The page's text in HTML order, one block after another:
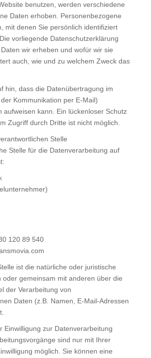
benutzen, werden verschiedene
Daten erhoben. Personenbezogene
mit denen Sie persönlich identifiziert
vorliegende Datenschutzerklärung
wir erheben und wofür wir sie
auch, wie und zu welchem Zweck das
hin, dass die Datenübertragung im
Kommunikation per E-Mail)
aufweisen kann. Ein lückenloser Schutz
Zugriff durch Dritte ist nicht möglich.
Stelle
Stelle für die Datenverarbeitung auf
120 89 540
ist die natürliche oder juristische
oder gemeinsam mit anderen über die
der Verarbeitung von
Daten (z.B. Namen, E-Mail-Adressen
Einwilligung zur Datenverarbeitung
sind nur mit Ihrer
möglich. Sie können eine